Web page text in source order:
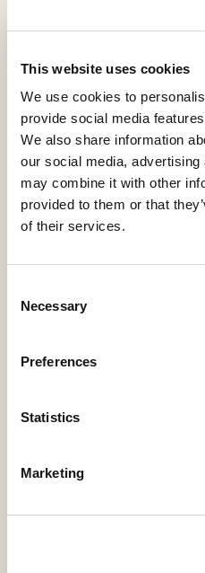
This website uses cookies
We use cookies to
provide social media
We also share information
our social media,
may combine it with other
provided to them or that
of their services.
Selection
Necessary
Preferences
Statistics
Marketing
Principios y
seguridad
Gil Pérez, Javier ,
Luís
Serban, Ileana
KE6-Guías
K52-Guías
KRB-Guías
Download PDF